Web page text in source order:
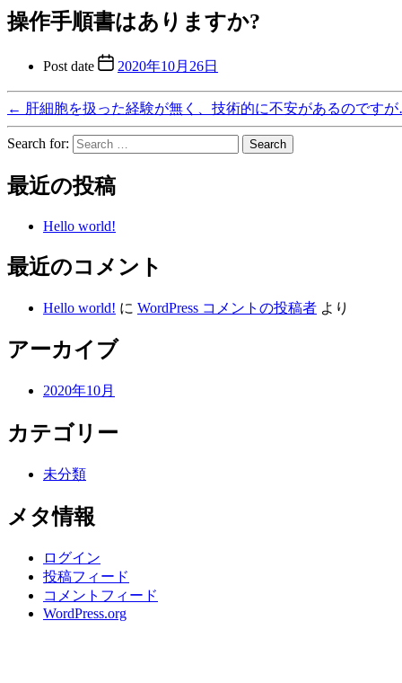
操作手順書はありますか?
Post date 2020年10月26日
← 肝細胞を扱った経験が無く、技術的に不安があるのです
Search for:
最近の投稿
Hello world!
最近のコメント
Hello world! に WordPress コメントの投稿者 より
アーカイブ
2020年10月
カテゴリー
未分類
メタ情報
ログイン
投稿フィード
コメントフィード
WordPress.org